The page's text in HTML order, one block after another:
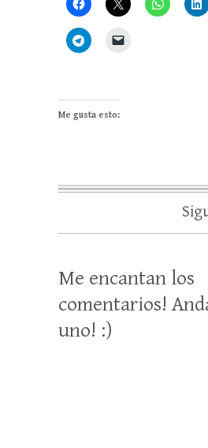
Me gusta esto:
Me encantan los
comentarios!
uno! :)